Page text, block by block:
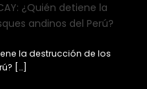
¿Quién detiene la
andinos del Perú?
la destrucción de los
[…]